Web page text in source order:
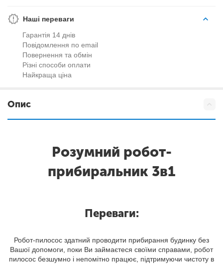
Наші переваги
Гарантія 14 днів
Повідомлення по email
Повернення та обмін
Різні способи оплати
Найкраща ціна
Опис
Розумний робот-
прибиральник 3в1
Переваги:
Робот-пилосос здатний проводити прибирання будинку без
Вашої допомоги, поки Ви займаєтеся своїми справами, робот
пилосос безшумно і непомітно працює, підтримуючи чистоту в